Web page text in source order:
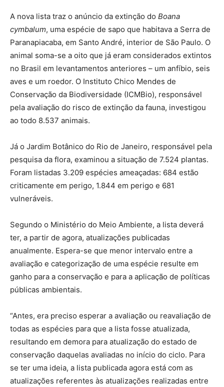
A nova lista traz o anúncio da extinção do Boana
cymbalum, uma espécie de sapo que habitava a Serra de
Paranapiacaba, em Santo André, interior de São Paulo. O
animal soma-se a oito que já eram considerados extintos
no Brasil em levantamentos anteriores – um anfíbio, seis
aves e um roedor. O Instituto Chico Mendes de
Conservação da Biodiversidade (ICMBio), responsável
pela avaliação do risco de extinção da fauna, investigou
ao todo 8.537 animais.
Já o Jardim Botânico do Rio de Janeiro, responsável pela
pesquisa da flora, examinou a situação de 7.524 plantas.
Foram listadas 3.209 espécies ameaçadas: 684 estão
criticamente em perigo, 1.844 em perigo e 681
vulneráveis.
Segundo o Ministério do Meio Ambiente, a lista deverá
ter, a partir de agora, atualizações publicadas
anualmente. Espera-se que menor intervalo entre a
avaliação e categorização de uma espécie resulte em
ganho para a conservação e para a aplicação de políticas
públicas ambientais.
“Antes, era preciso esperar a avaliação ou reavaliação de
todas as espécies para que a lista fosse atualizada,
resultando em demora para atualização do estado de
conservação daquelas avaliadas no início do ciclo. Para
se ter uma ideia, a lista publicada agora está com as
atualizações referentes às atualizações realizadas entre